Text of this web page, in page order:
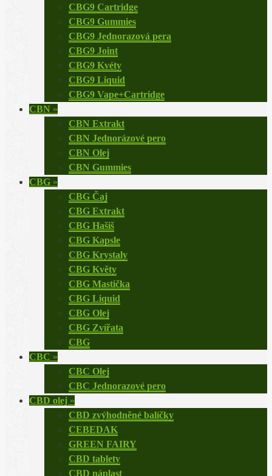
CBG9 Cartridge
CBG9 Gummies
CBG9 Jednorazová pera
CBG9 Joint
CBG9 Kvéty
CBG9 Liquid
CBG9 Vape+Cartridge
CBN »
CBN Extrakt
CBN Jednorázové pero
CBN Olej
CBN Gummies
CBG »
CBG Čaj
CBG Extrakt
CBG Hašiš
CBG Kapsle
CBG Krystaly
CBG Květy
CBG Mastička
CBG Liquid
CBG Olej
CBG Zvířata
CBG
CBC »
CBC Olej
CBC Jednorazové pero
CBD olej »
CBD zvýhodněné balíčky
CEBEDAK
GREEN FAIRY
CBD tablety
CBD náplast